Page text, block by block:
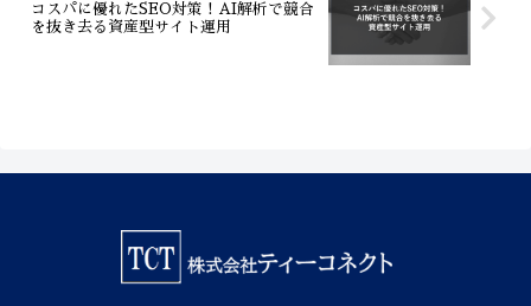
コスパに優れたSEO対策！AI解析で競合
を抜き去る資産型サイト運用